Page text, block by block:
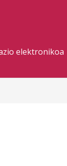
elektronikoa